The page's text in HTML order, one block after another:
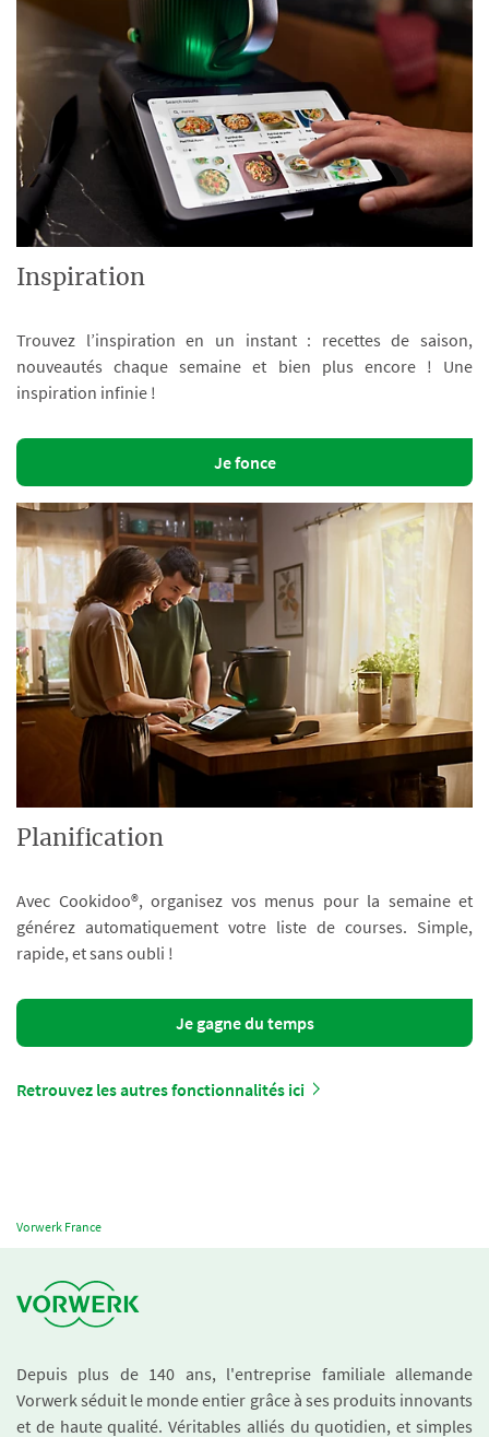
Inspiration
Trouvez l’inspiration en un instant : recettes de saison,
nouveautés chaque semaine et bien plus encore ! Une
inspiration infinie !
Je fonce
Planification
Avec Cookidoo®, organisez vos menus pour la semaine et
générez automatiquement votre liste de courses. Simple,
rapide, et sans oubli !
Je gagne du temps
Retrouvez les autres fonctionnalités ici
Vorwerk France
Depuis plus de 140 ans, l'entreprise familiale allemande
Vorwerk séduit le monde entier grâce à ses produits innovants
et de haute qualité. Véritables alliés du quotidien, et simples